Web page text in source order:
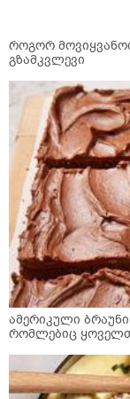
როგორ
გზამკვლევი
ამერიკული
რომლებიც